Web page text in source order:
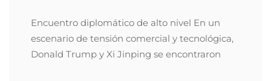
Encuentro diplomático de alto nivel En un
escenario de tensión comercial y tecnológica,
Donald Trump y Xi Jinping se encontraron